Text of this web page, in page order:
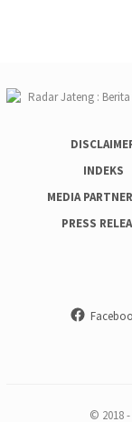
INDEKS
MEDIA
PRESS
© 2018